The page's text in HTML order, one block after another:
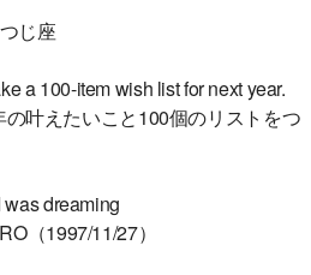
じ座
a 100-item wish list for next year.
の叶えたいこと100個のリストをつ
dreaming
（1997/11/27）